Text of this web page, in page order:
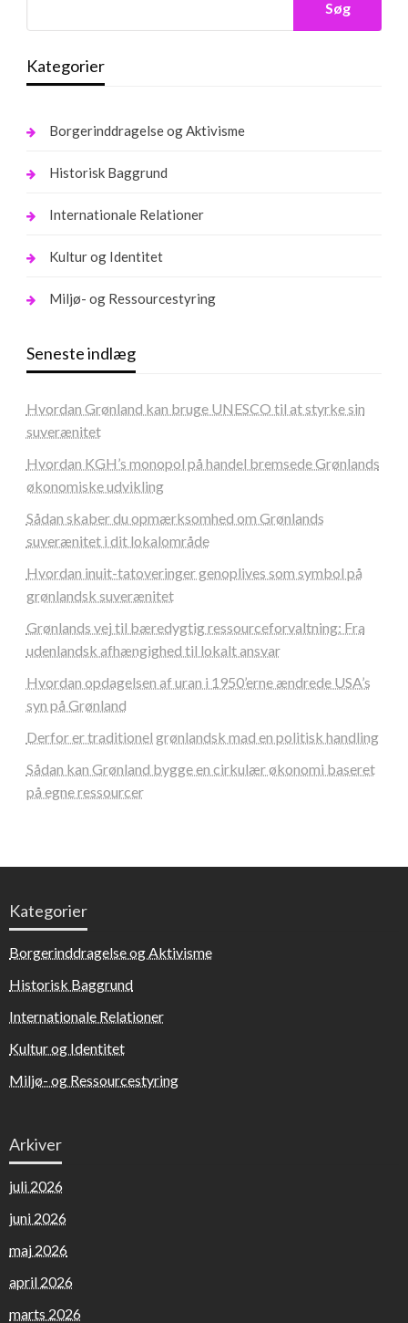
Søg
Kategorier
Borgerinddragelse og Aktivisme
Historisk Baggrund
Internationale Relationer
Kultur og Identitet
Miljø- og Ressourcestyring
Seneste indlæg
Hvordan Grønland kan bruge UNESCO til at styrke sin
suverænitet
Hvordan KGH’s monopol på handel bremsede Grønlands
økonomiske udvikling
Sådan skaber du opmærksomhed om Grønlands
suverænitet i dit lokalområde
Hvordan inuit-tatoveringer genoplives som symbol på
grønlandsk suverænitet
Grønlands vej til bæredygtig ressourceforvaltning: Fra
udenlandsk afhængighed til lokalt ansvar
Hvordan opdagelsen af uran i 1950’erne ændrede USA’s
syn på Grønland
Derfor er traditionel grønlandsk mad en politisk handling
Sådan kan Grønland bygge en cirkulær økonomi baseret
på egne ressourcer
Kategorier
Borgerinddragelse og Aktivisme
Historisk Baggrund
Internationale Relationer
Kultur og Identitet
Miljø- og Ressourcestyring
Arkiver
juli 2026
juni 2026
maj 2026
april 2026
marts 2026